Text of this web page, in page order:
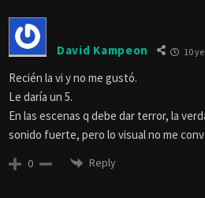
David Kampeon 10
Recién la vi y no me gustó.
Le daría un 5.
En las escenas q debe dar terror, la
sonido fuerte, pero lo visual no me
0 Reply